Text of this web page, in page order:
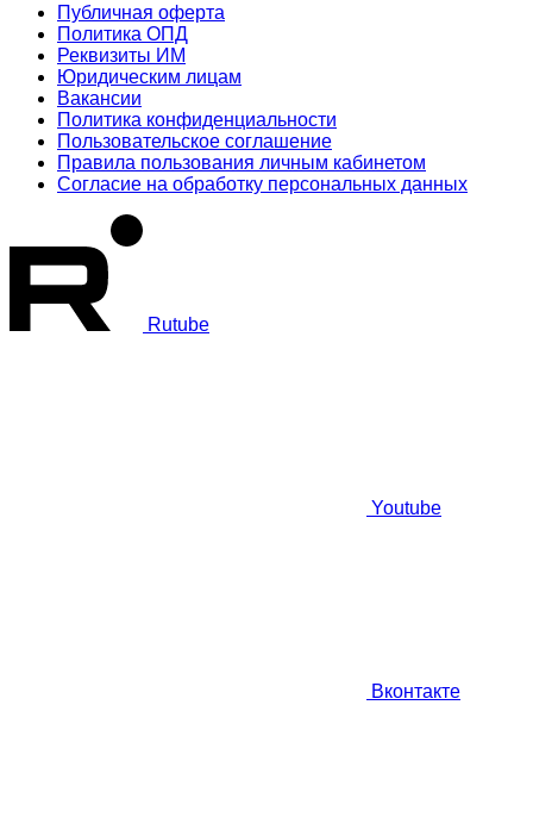
Публичная оферта
Политика ОПД
Реквизиты ИМ
Юридическим лицам
Вакансии
Политика конфиденциальности
Пользовательское соглашение
Правила пользования личным кабинетом
Согласие на обработку персональных данных
Rutube
Youtube
Вконтакте